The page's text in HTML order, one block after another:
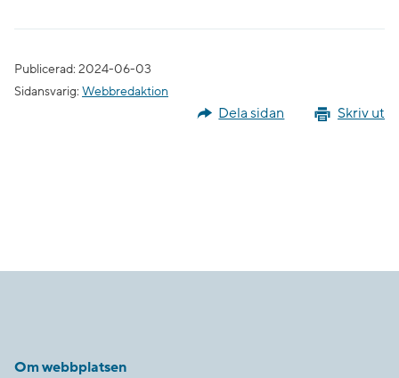
Publicerad: 2024-06-03
Sidansvarig: Webbredaktion
Skriv ut
Dela sidan
Om webbplatsen